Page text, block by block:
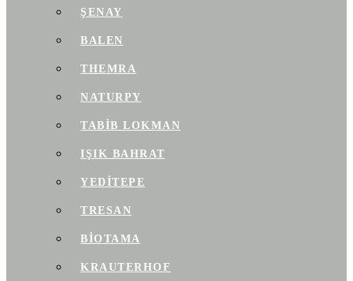
ŞENAY
BALEN
THEMRA
NATURPY
TABIB LOKMAN
IŞIK BAHRAT
YEDITEPE
TRESAN
BIOTAMA
KRAUTERHOF